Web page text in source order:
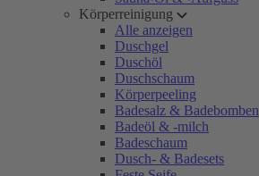
Körperreinigung
Alle anzeigen
Duschgel
Duschöl
Duschschaum
Körperpeeling
Badesalz & Badebomben
Badeöl & -milch
Badeschaum
Dusch- & Badesets